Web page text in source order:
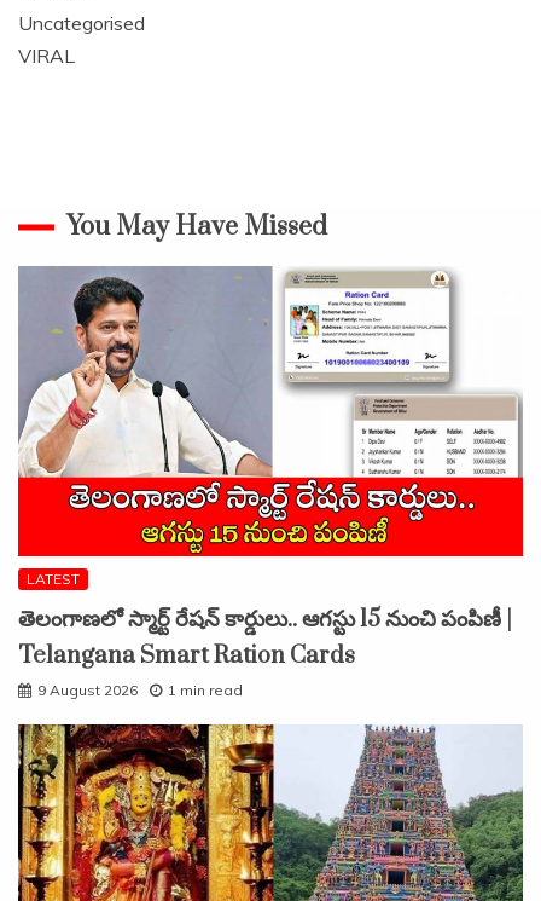
Uncategorised
VIRAL
You May Have Missed
LATEST
తెలంగాణలో స్మార్ట్ రేషన్ కార్డులు.. ఆగస్టు 15 నుంచి పంపిణీ |
Telangana Smart Ration Cards
9 August 2026 1 min read